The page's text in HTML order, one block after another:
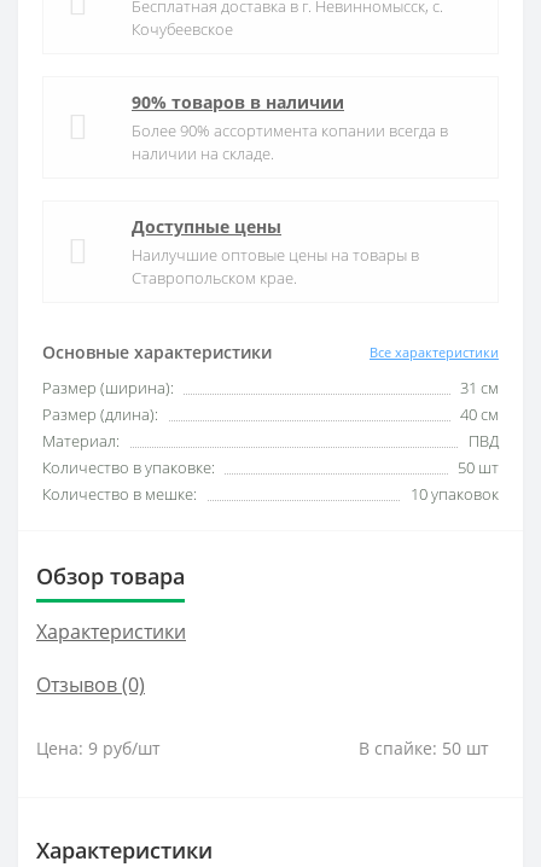
Основные характеристики Все характеристики
Размер (ширина):
31 см
Размер (длина):
40 см
Материал:
ПВД
Количество в упаковке:
50 шт
Количество в мешке:
10 упаковок
Бесплатная доставка в г. Невинномысск, с.
Кочубеевское
90% товаров в наличии
Более 90% ассортимента копании всегда в
наличии на складе.
Доступные цены
Наилучшие оптовые цены на товары в
Ставропольском крае.
Обзор товара
Характеристики
Отзывов (0)
Цена: 9 руб/шт В спайке: 50 шт
Характеристики